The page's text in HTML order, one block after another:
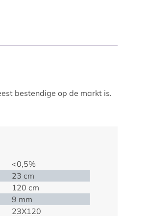
bestendige op de markt is.
<0,5%
23 cm
120 cm
9 mm
23X120